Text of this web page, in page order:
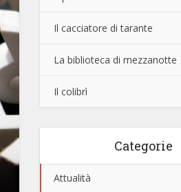
Il cacciatore di tarante
La biblioteca di mezzanotte
Il colibrì
Categorie
Attualità